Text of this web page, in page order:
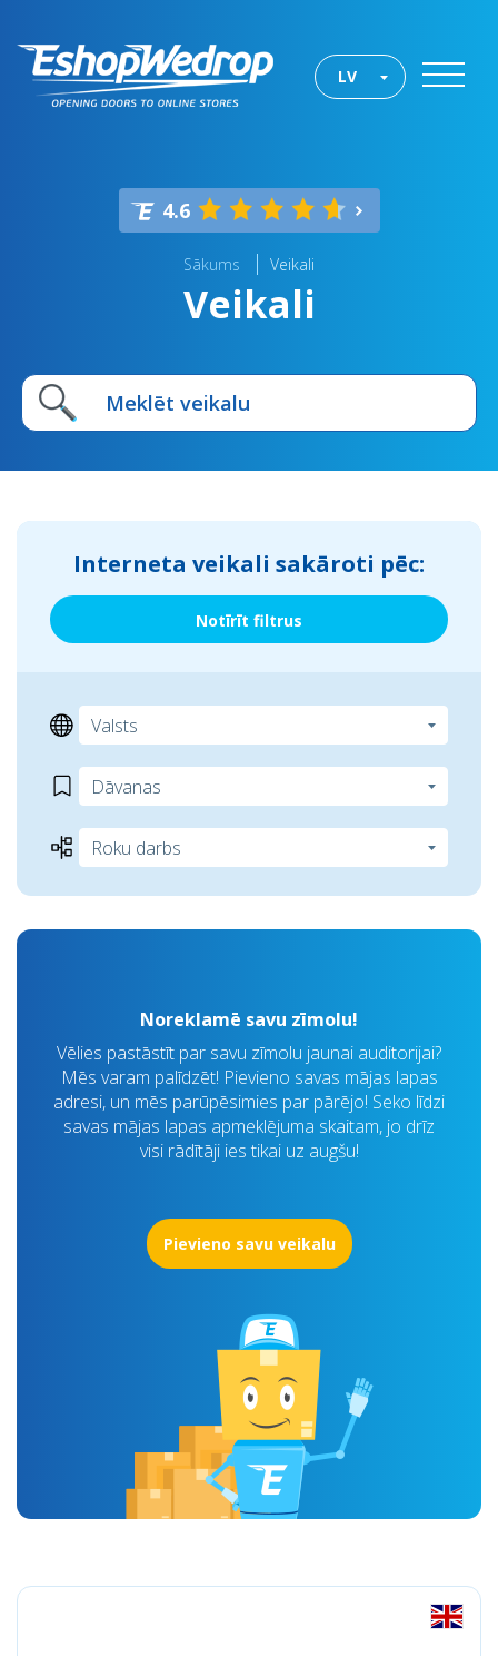
LV
4.6
Sākums Veikali
Veikali
Interneta veikali sakāroti pēc:
Notīrīt filtrus
Noreklamē savu zīmolu!
Vēlies pastāstīt par savu zīmolu jaunai auditorijai?
Mēs varam palīdzēt! Pievieno savas mājas lapas
adresi, un mēs parūpēsimies par pārējo! Seko līdzi
savas mājas lapas apmeklējuma skaitam, jo drīz
visi rādītāji ies tikai uz augšu!
Pievieno savu veikalu